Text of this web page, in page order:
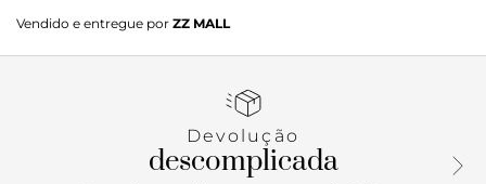
formato estruturado e alongado e laterais arredondadas.
Traz alça de mão contínua ao corpo da bolsa, alça lateral
enfeite em maxi pedraria na capa frontal.
Vendido e entregue por ZZ MALL
Devolução
descomplicada